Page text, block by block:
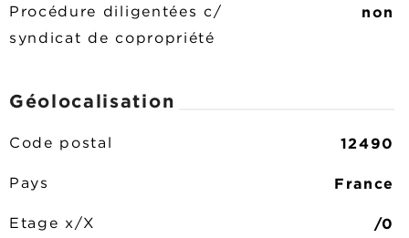
Procédure diligentées c/
syndicat de copropriété
non
Géolocalisation
Code postal 12490
Pays France
Etage x/X /0